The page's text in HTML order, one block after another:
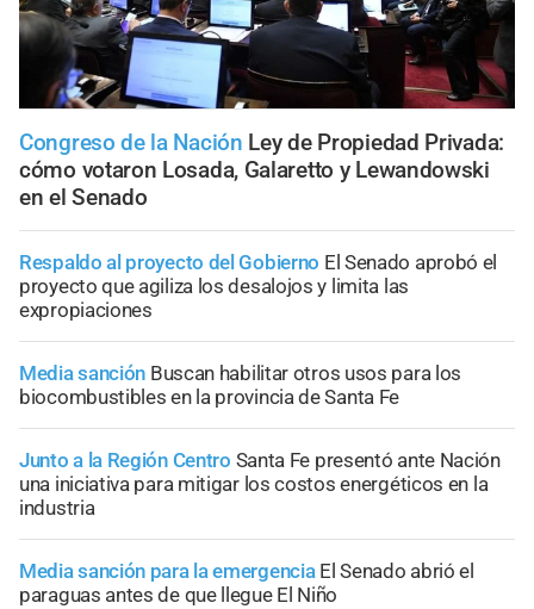
Congreso de la Nación Ley de Propiedad Privada:
cómo votaron Losada, Galaretto y Lewandowski
en el Senado
Respaldo al proyecto del Gobierno El Senado aprobó el
proyecto que agiliza los desalojos y limita las
expropiaciones
Media sanción Buscan habilitar otros usos para los
biocombustibles en la provincia de Santa Fe
Junto a la Región Centro Santa Fe presentó ante Nación
una iniciativa para mitigar los costos energéticos en la
industria
Media sanción para la emergencia El Senado abrió el
paraguas antes de que llegue El Niño